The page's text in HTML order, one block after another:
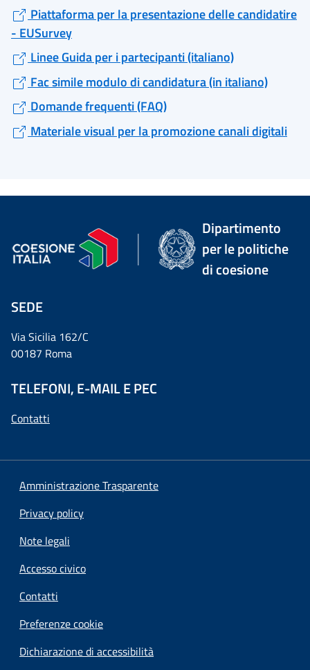
Piattaforma per la presentazione delle candidatire
- EUSurvey
Linee Guida per i partecipanti (italiano)
Fac simile modulo di candidatura (in italiano)
Domande frequenti (FAQ)
Materiale visual per la promozione canali digitali
Dipartimento
per le politiche
di coesione
SEDE
Via Sicilia 162/C
00187 Roma
TELEFONI, E-MAIL E PEC
Contatti
Amministrazione Trasparente
Privacy policy
Note legali
Accesso civico
Contatti
Preferenze cookie
Dichiarazione di accessibilità